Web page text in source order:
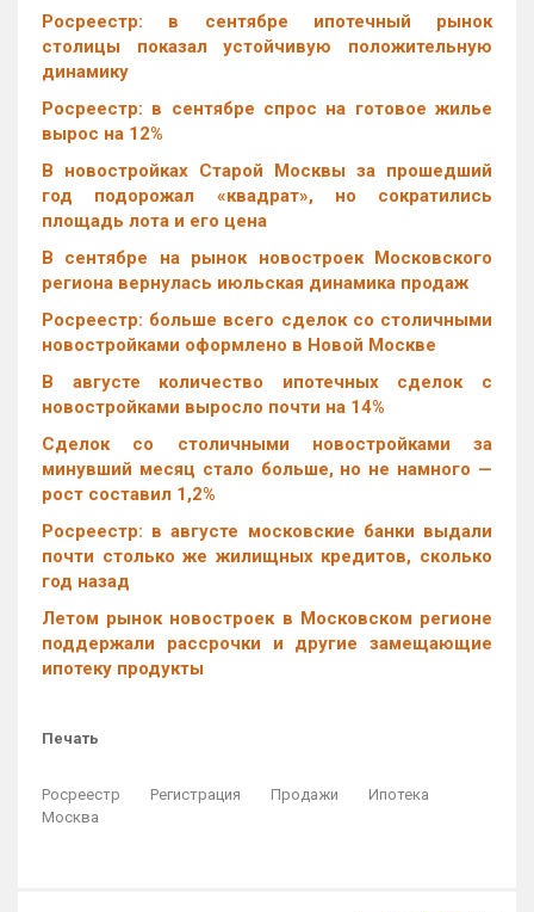
Росреестр: в сентябре ипотечный рынок
столицы показал устойчивую положительную
динамику
Росреестр: в сентябре спрос на готовое жилье
вырос на 12%
В новостройках Старой Москвы за прошедший
год подорожал «квадрат», но сократились
площадь лота и его цена
В сентябре на рынок новостроек Московского
региона вернулась июльская динамика продаж
Росреестр: больше всего сделок со столичными
новостройками оформлено в Новой Москве
В августе количество ипотечных сделок с
новостройками выросло почти на 14%
Cделок со столичными новостройками за
минувший месяц стало больше, но не намного —
рост составил 1,2%
Росреестр: в августе московские банки выдали
почти столько же жилищных кредитов, сколько
год назад
Летом рынок новостроек в Московском регионе
поддержали рассрочки и другие замещающие
ипотеку продукты
Печать
Росреестр Регистрация Продажи
Ипотека
Москва